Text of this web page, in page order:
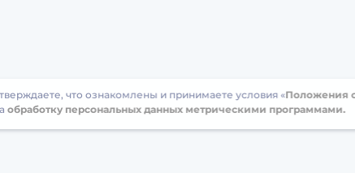
что ознакомлены и принимаете условия «Положения
обработку персональных данных метрическими программами.